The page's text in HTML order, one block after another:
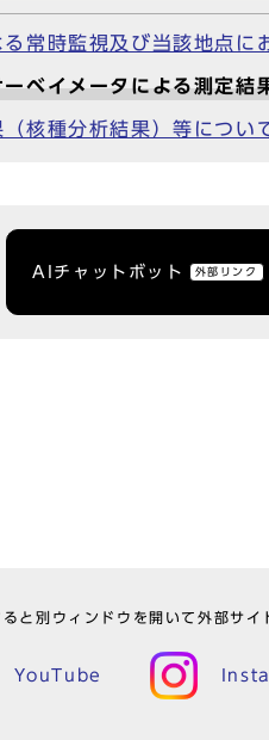
常時監視及び当該地点に
ベイメータによる測定結
核種分析結果）等につい
AIチャットボット 外部リンク
と別ウィンドウを開いて外部サイ
YouTube